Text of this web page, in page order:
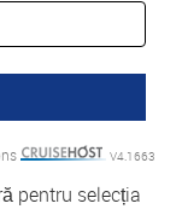
V4.1663
pentru selecția